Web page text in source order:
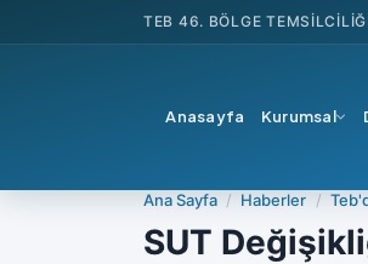
TEB 46. BÖLGE
Anasayfa Kurumsal
Ana Sayfa Haberler
SUT